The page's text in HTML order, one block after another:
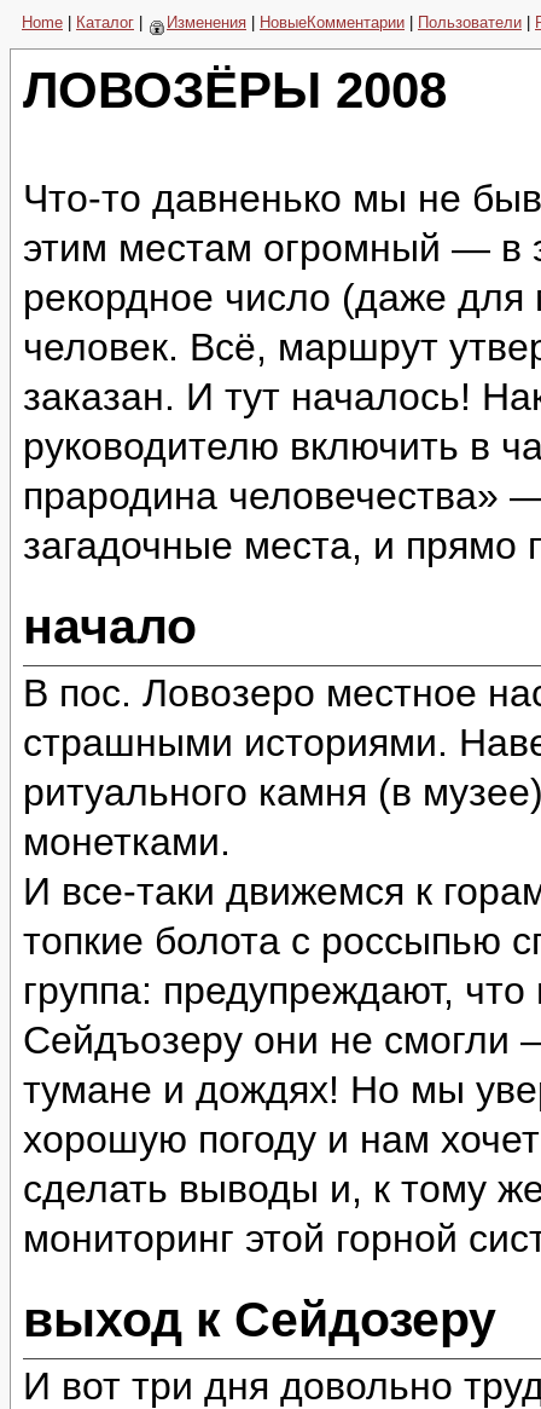
Home Каталог Изменения НовыеКомментарии Пользователи
ЛОВОЗЁРЫ 2008
Что-то давненько мы не
этим местам огромный — в
рекордное число (даже
человек. Всё, маршрут
заказан. И тут началось!
руководителю включить в
прародина человечества»
загадочные места, и
начало
В пос. Ловозеро местное
страшными историями.
ритуального камня (в
монетками.
И все-таки движемся к
топкие болота с россыпью
группа: предупреждают,
Сейдъозеру они не смогли
тумане и дождях! Но мы
хорошую погоду и нам
сделать выводы и, к тому
мониторинг этой горной
выход к Сейдозеру
И вот три дня довольно